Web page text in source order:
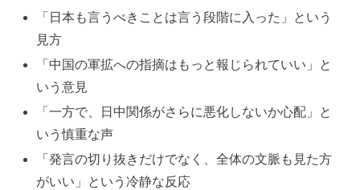
「日本も言うべきことは言う段階に入った」という
見方
「中国の軍拡への指摘はもっと報じられていい」と
いう意見
「一方で、日中関係がさらに悪化しないか心配」と
いう慎重な声
「発言の切り抜きだけでなく、全体の文脈も見た方
がいい」という冷静な反応